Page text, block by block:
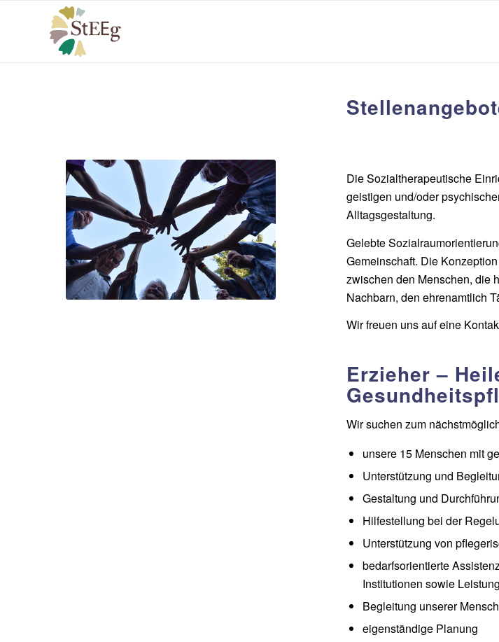
Die Sozialtherapeutische
geistigen und/oder
Alltagsgestaltung.
Gelebte
Gemeinschaft. Die
zwischen den Menschen, die
Nachbarn, den ehrenamtlich
Wir freuen uns auf eine
Erzieher –
Wir suchen zum
unsere 15 Menschen mit
Unterstützung und
Gestaltung und
Hilfestellung bei der
Unterstützung von
bedarfsorientierte
Institutionen sowie
Begleitung unserer
eigenständige Planung